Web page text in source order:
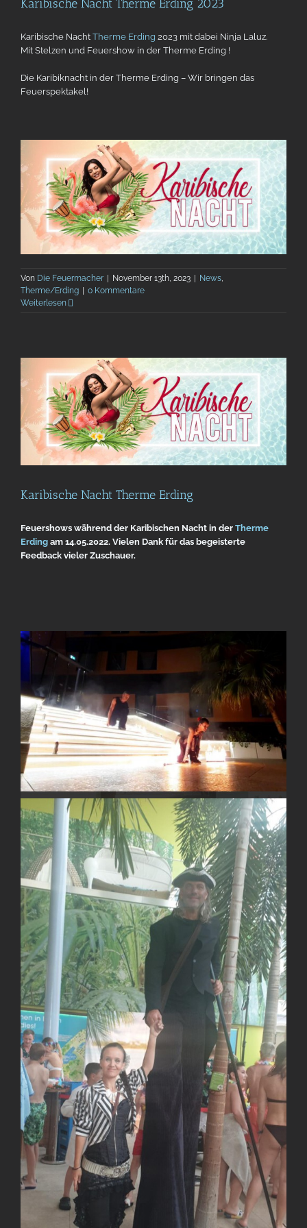
Karibische Nacht Therme Erding 2023
Karibische Nacht Therme Erding 2023 mit dabei Ninja Laluz.
Mit Stelzen und Feuershow in der Therme Erding !
Die Karibiknacht in der Therme Erding – Wir bringen das
Feuerspektakel!
Von Die Feuermacher | November 13th, 2023 | News
Therme/Erding | 0 Kommentare
Weiterlesen
Karibische Nacht Therme Erding
Feuershows während der Karibischen Nacht in der Therme
Erding am 14.05.2022. Vielen Dank für das begeisterte
Feedback vieler Zuschauer.